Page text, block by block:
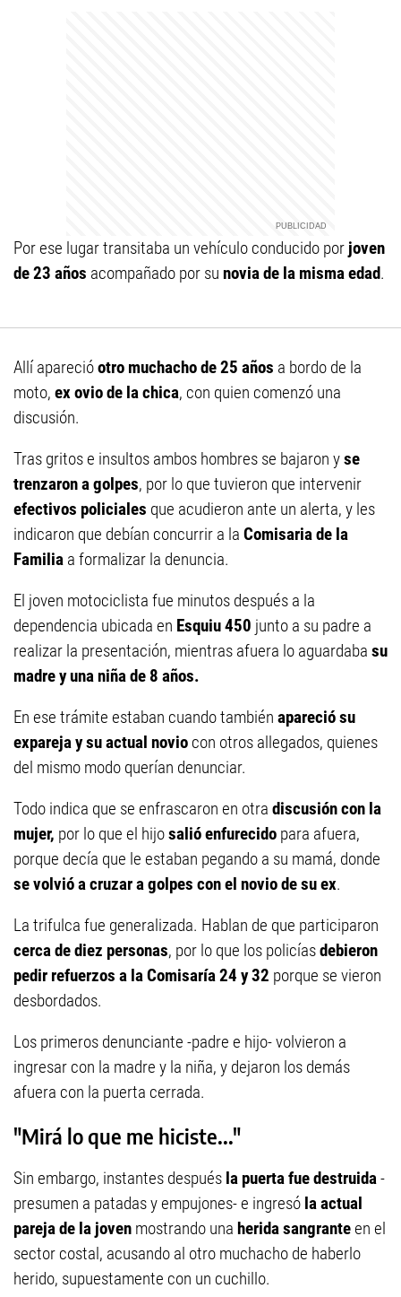
Por ese lugar transitaba un vehículo conducido por joven
de 23 años acompañado por su novia de la misma edad.
Allí aparecióotro muchacho de 25 años a bordo de la
moto, ex ovio de la chica, con quien comenzó una
discusión.
Tras gritos e insultos ambos hombres se bajaron yse
trenzaron a golpes, por lo que tuvieron que intervenir
efectivos policiales que acudieron ante un alerta, y les
indicaron que debían concurrir a la Comisaria de la
Familia a formalizar la denuncia.
El joven motociclista fue minutos después a la
dependencia ubicada en Esquiu 450 junto a su padre a
realizar la presentación, mientras afuera lo aguardaba su
madre y una niña de 8 años.
En ese trámite estaban cuando también apareció su
expareja y su actual novio con otros allegados, quienes
del mismo modo querían denunciar.
Todo indica que se enfrascaron en otra discusión con la
mujer, por lo que el hijosalió enfurecido para afuera,
porque decía que le estaban pegando a su mamá, donde
se volvió a cruzar a golpes con el novio de su ex.
La trifulca fue generalizada. Hablan de que participaron
cerca de diez personas, por lo que los policíasdebieron
pedir refuerzos a la Comisaría 24 y 32 porque se vieron
desbordados.
Los primeros denunciante -padre e hijo- volvieron a
ingresar con la madre y la niña, y dejaron los demás
afuera con la puerta cerrada.
"Mirá lo que me hiciste..."
Sin embargo, instantes después la puerta fue destruida-
presumen a patadas y empujones- e ingresó la actual
pareja de la joven mostrando una herida sangranteen el
sector costal, acusando al otro muchacho de haberlo
herido, supuestamente con un cuchillo.